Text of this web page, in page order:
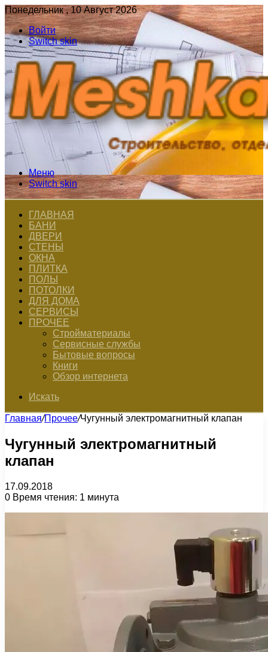
Понедельник , 10 Август 2026
Войти
Switch skin
Меню
Switch skin
ГЛАВНАЯ
БАНИ
ДВЕРИ
СТЕНЫ
ОКНА
ПЛИТКА
ПОЛЫ
ПОТОЛКИ
ДЛЯ ДОМА
СЕРВИСЫ
ПРОЧЕЕ
Стройматериалы
Сервисные службы
Бытовые вопросы
Книги
Обзор интернета
Искать
Главная/Прочее/Чугунный электромагнитный клапан
Чугунный электромагнитный
клапан
17.09.2018
0 Время чтения: 1 минута